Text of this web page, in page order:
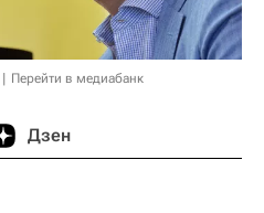
Перейти в медиабанк
Дзен